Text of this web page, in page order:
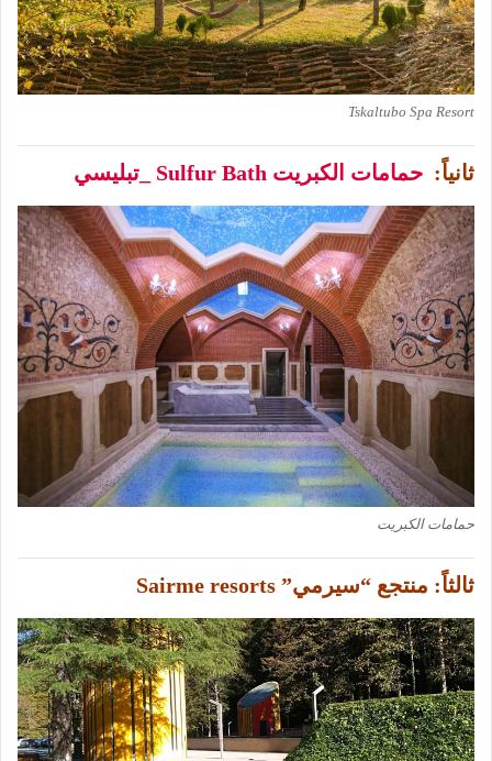
Tskaltubo Spa Resort
ثانياً: حمامات الكبريت Sulfur Bath _تبليسي
حمامات الكبريت
ثالثاً: منتجع “سيرمي” Sairme resorts